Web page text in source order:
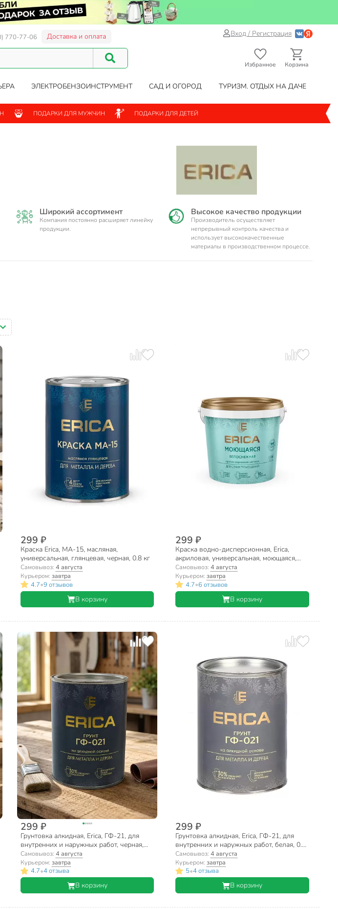
770-77-06 Доставка и оплата Вход / Регистрация
Избранное Корзина
ЭЛЕКТРОБЕНЗОИНСТРУМЕНТ САД И ОГОРОД ТУРИЗМ. ОТДЫХ НА ДАЧЕ
ПОДАРКИ ДЛЯ МУЖЧИН ПОДАРКИ ДЛЯ ДЕТЕЙ
Широкий ассортимент
Компания постоянно расширяет линейку
продукции.
Высокое качество продукции
Производитель осуществляет
непрерывный контроль качества и
использует высококачественные
материалы в производственном процессе.
299 ₽
Краска Erica, МА-15, масляная,
универсальная, глянцевая, черная, 0.8 кг
Самовывоз: 4 августа
Курьером: завтра
4.7•9 отзывов
В корзину
299 ₽
Краска водно-дисперсионная, Erica,
акриловая, универсальная, моющаяся,
влагостойкая, матовая, белая, 1.4 кг
Самовывоз:4 августа
Курьером:завтра
4.7•6 отзывов
В корзину
299 ₽
Грунтовка алкидная, Erica, ГФ-21, для
внутренних и наружных работ, черная,
0.8 кг
Самовывоз: 4 августа
Курьером: завтра
4.7•4 отзыва
В корзину
299 ₽
Грунтовка алкидная, Erica, ГФ-21, для
внутренних и наружных работ, белая, 0.8
кг
Самовывоз:4 августа
Курьером:завтра
5•4 отзыва
В корзину